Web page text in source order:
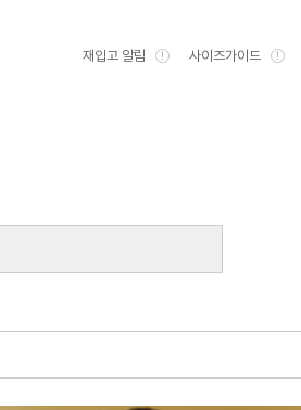
재입고 알림 사이즈가이드